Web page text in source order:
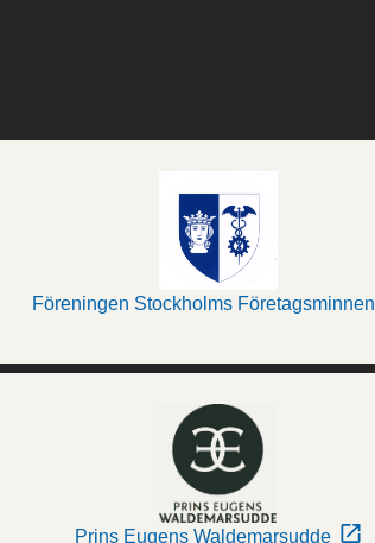
Föreningen Stockholms Företagsminnen
Prins Eugens Waldemarsudde